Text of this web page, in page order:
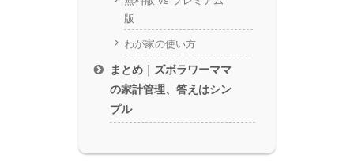
版
わが家の使い方
まとめ｜ズボラワーママ
の家計管理、答えはシン
プル